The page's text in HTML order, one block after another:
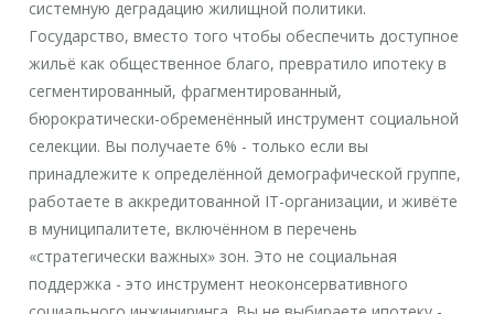
системную деградацию жилищной политики.
Государство, вместо того чтобы обеспечить доступное
жильё как общественное благо, превратило ипотеку в
сегментированный, фрагментированный,
бюрократически-обременённый инструмент социальной
селекции. Вы получаете 6% - только если вы
принадлежите к определённой демографической группе,
работаете в аккредитованной IT-организации, и живёте
в муниципалитете, включённом в перечень
«стратегически важных» зон. Это не социальная
поддержка - это инструмент неоконсервативного